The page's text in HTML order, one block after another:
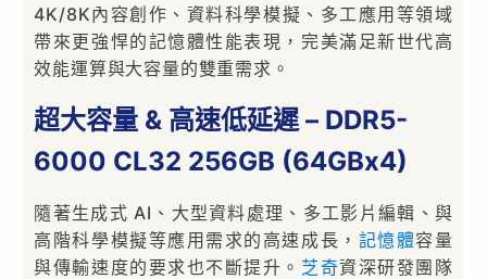
4K/8K內容創作、資料科學模擬、多工應用等領域
帶來更強悍的記憶體性能表現，完美滿足新世代高
效能運算與大容量的雙重需求。
超大容量 & 高速低延遲 – DDR5-
6000 CL32 256GB (64GBx4)
隨著生成式 AI、大型資料處理、多工影片編輯、與
高階科學模擬等應用需求的高速成長， 記憶體容量
與傳輸速度的要求也不斷提升。 芝奇資深研發團隊